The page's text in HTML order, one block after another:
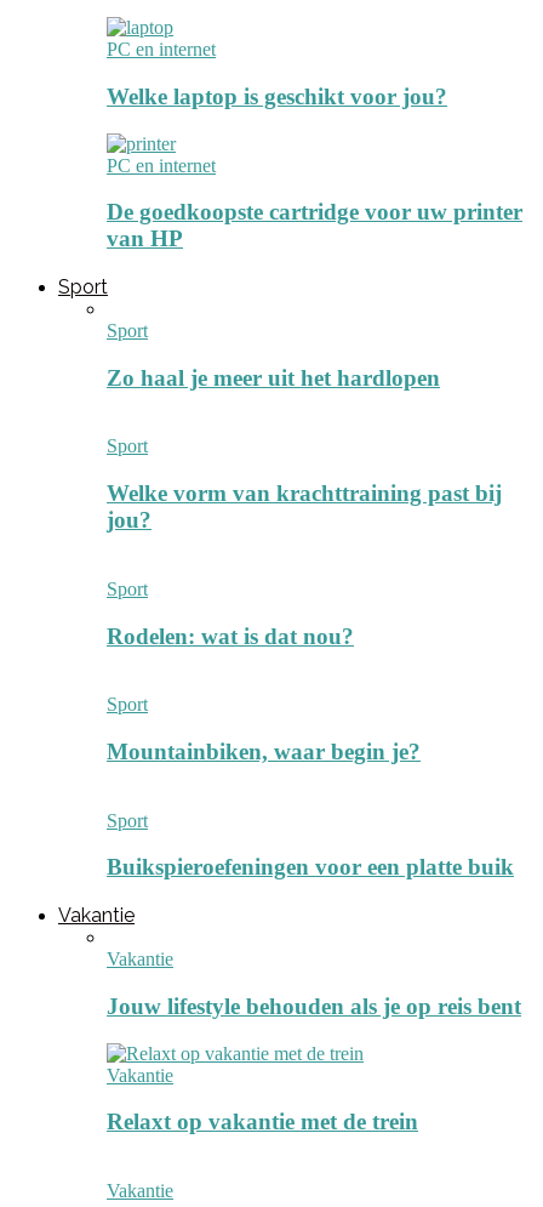
PC en internet
Welke laptop is geschikt voor jou?
PC en internet
De goedkoopste cartridge voor uw printer
van HP
Sport
Sport
Zo haal je meer uit het hardlopen
Sport
Welke vorm van krachttraining past bij
jou?
Sport
Rodelen: wat is dat nou?
Sport
Mountainbiken, waar begin je?
Sport
Buikspieroefeningen voor een platte buik
Vakantie
Vakantie
Jouw lifestyle behouden als je op reis bent
Vakantie
Relaxt op vakantie met de trein
Vakantie